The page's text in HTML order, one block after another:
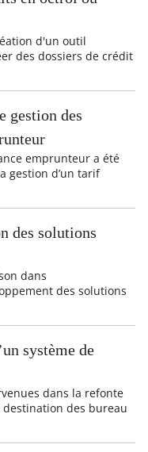
d'un outil
des dossiers de crédit
gestion des
emprunteur a été
gestion d’un tarif
des solutions
dans
des solutions
système de
dans la refonte
des bureau